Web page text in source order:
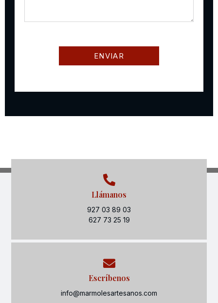
Llámanos
927 03 89 03
627 73 25 19
Escríbenos
info@marmolesartesanos.com